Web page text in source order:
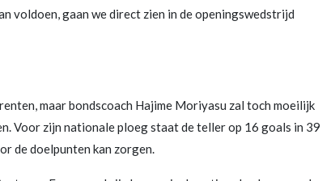
voldoen, gaan we direct zien in de openingswedstrijd
maar bondscoach Hajime Moriyasu zal toch moeilijk
Voor zijn nationale ploeg staat de teller op 16 goals in 39
de doelpunten kan zorgen.